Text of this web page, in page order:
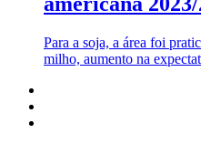
Para a soja, a área foi
milho, aumento na